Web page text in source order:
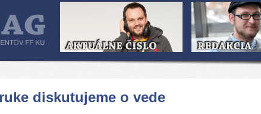
diskutujeme o vede